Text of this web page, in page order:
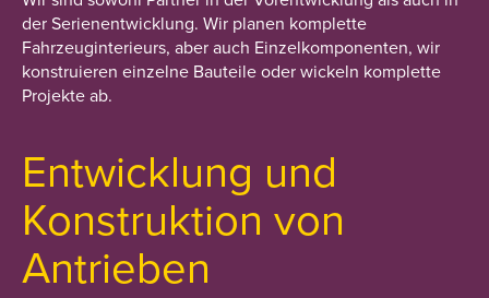
der Serienentwicklung. Wir planen komplette
Fahrzeuginterieurs, aber auch Einzelkomponenten, wir
konstruieren einzelne Bauteile oder wickeln komplette
Projekte ab.
Entwicklung und
Konstruktion von
Antrieben